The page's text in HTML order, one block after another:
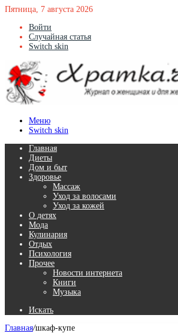
Пятница, 7 августа 2026
Войти
Случайная статья
Switch skin
Меню
Switch skin
Главная
Диеты
Дом и быт
Здоровье
Массаж
Уход за волосами
Уход за кожей
О детях
Мода
Кулинария
Отдых
Психология
Прочее
Новости интернета
Книги
Музыка
Искать
Главная/шкаф-купе